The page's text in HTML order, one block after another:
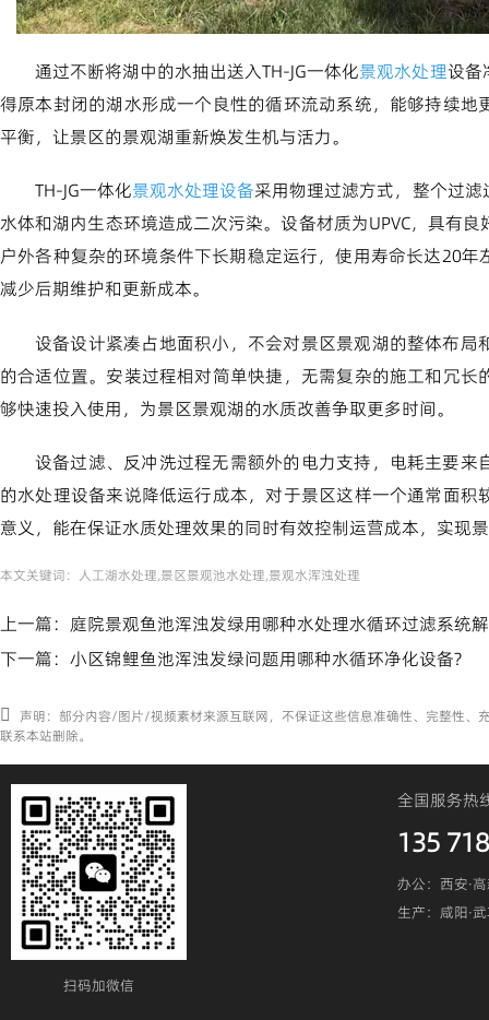
通过不断将湖中的水抽出送入TH-JG一体化景观水处理设备
得原本封闭的湖水形成一个良性的循环流动系统，能够持续
平衡，让景区的景观湖重新焕发生机与活力。
TH-JG一体化景观水处理设备采用物理过滤方式，整个过
水体和湖内生态环境造成二次污染。设备材质为UPVC，具有
户外各种复杂的环境条件下长期稳定运行，使用寿命长达20
减少后期维护和更新成本。
设备设计紧凑占地面积小，不会对景区景观湖的整体布
的合适位置。安装过程相对简单快捷，无需复杂的施工和冗
够快速投入使用，为景区景观湖的水质改善争取更多时间。
设备过滤、反冲洗过程无需额外的电力支持，电耗主要
的水处理设备来说降低运行成本，对于景区这样一个通常面
意义，能在保证水质处理效果的同时有效控制运营成本，实现
本文关键词： 人工湖水处理,景区景观池水处理,景观水浑浊处理
上一篇： 庭院景观鱼池浑浊发绿用哪种水处理水循环过滤系统
下一篇： 小区锦鲤鱼池浑浊发绿问题用哪种水循环净化设备?
声明：部分内容/图片/视频素材来源互联网，不保证这些信息准确性、完整性、
联系本站删除。
扫码加微信​
全国服务热
135
办公：西安·
生产：咸阳·